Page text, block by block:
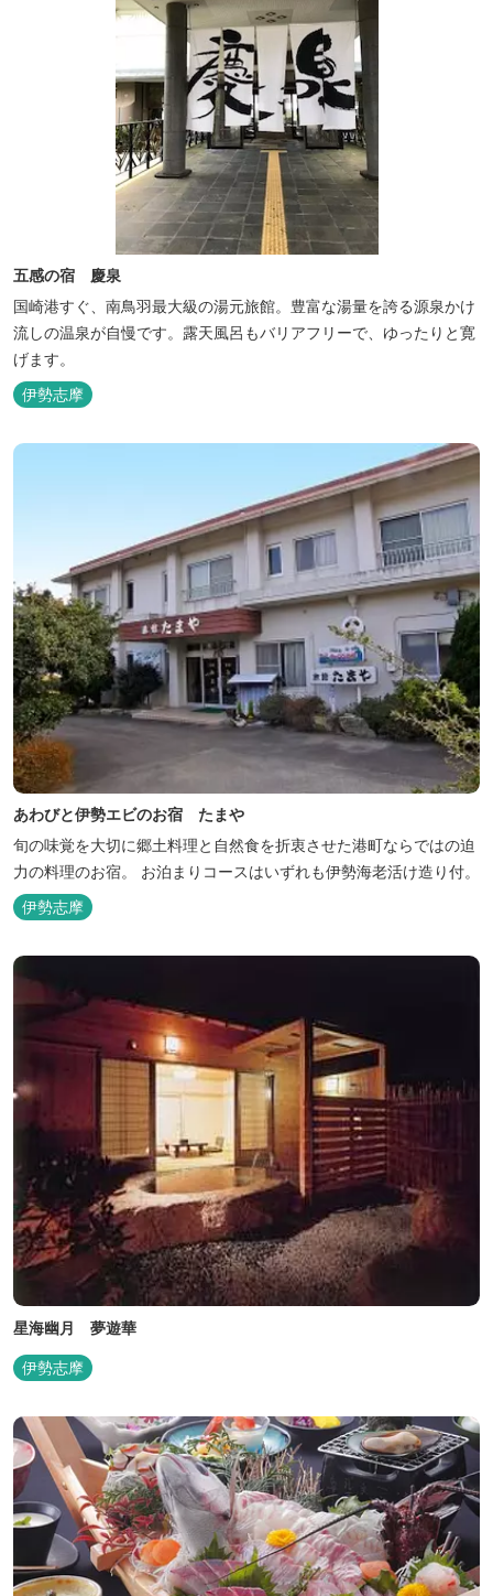
五感の宿 慶泉
国崎港すぐ、南鳥羽最大級の湯元旅館。豊富な湯量を誇る源泉かけ
流しの温泉が自慢です。露天風呂もバリアフリーで、ゆったりと寛
げます。
伊勢志摩
あわびと伊勢エビのお宿 たまや
旬の味覚を大切に郷土料理と自然食を折衷させた港町ならではの迫
力の料理のお宿。 お泊まりコースはいずれも伊勢海老活け造り付。
伊勢志摩
星海幽月 夢遊華
伊勢志摩